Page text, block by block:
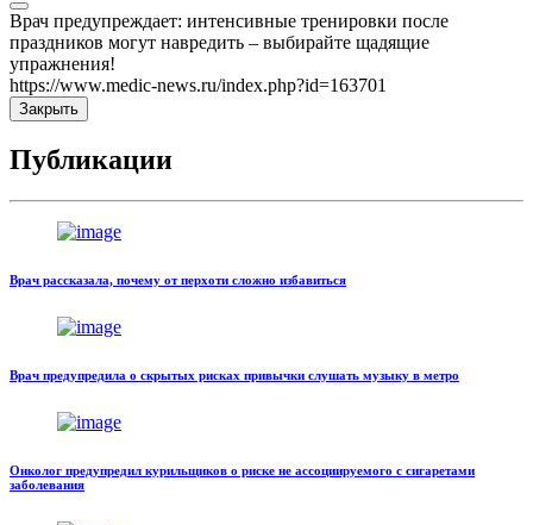
Врач предупреждает: интенсивные тренировки после
праздников могут навредить – выбирайте щадящие
упражнения!
https://www.medic-news.ru/index.php?id=163701
Закрыть
Публикации
Врач рассказала, почему от перхоти сложно избавиться
Врач предупредила о скрытых рисках привычки слушать музыку в метро
Онколог предупредил курильщиков о риске не ассоциируемого с сигаретами
заболевания